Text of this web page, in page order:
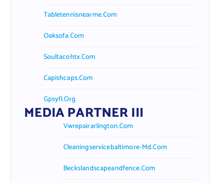
Tabletennisnearme.com
Oaksofa.com
Soultacohtx.com
Capishcaps.com
Gpsyfl.org
MEDIA PARTNER III
Vwrepairarlington.com
Cleaningservicebaltimore-Md.com
Beckslandscapeandfence.com